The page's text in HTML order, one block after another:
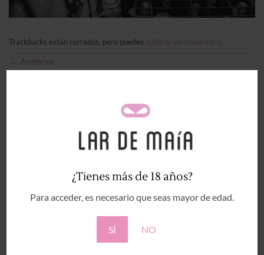
¿Tienes más de 18 años?
Para acceder, es necesario que seas mayor de edad.
SÍ NO
Trackbacks están cerrados, pero puedes publicar un comentario.
← Anterior
Deja una respuesta
Tu dirección de correo electrónico no será publicada.
Los campos obligatorios están marcados con